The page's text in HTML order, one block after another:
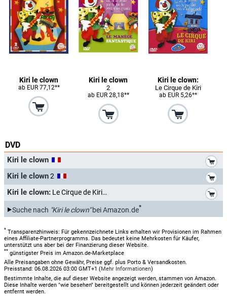
Kiri le clown
ab EUR 77,12**
Kiri le clown
2
ab EUR 28,18**
Kiri le clown:
Le Cirque de Kiri
ab EUR 5,26**
DVD
Kiri le clown
Kiri le clown2
Kiri le clown: Le Cirque de Kiri
Suche nach "Kiri le clown"bei Amazon.de*
* Transparenzhinweis: Für gekennzeichnete Links erhalten wir Provisionen im Rahmen
eines Affiliate-Partnerprogramms. Das bedeutet keine Mehrkosten für Käufer,
unterstützt uns aber bei der Finanzierung dieser Website.
** günstigster Preis im Amazon.de-Marketplace
Alle Preisangaben ohne Gewähr, Preise ggf. plus Porto & Versandkosten.
Preisstand: 06.08.2026 03:00 GMT+1 (Mehr Informationen)
Bestimmte Inhalte, die auf dieser Website angezeigt werden, stammen von Amazon.
Diese Inhalte werden "wie besehen" bereitgestellt und können jederzeit geändert oder
entfernt werden.